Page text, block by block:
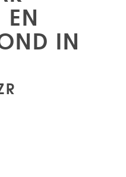
IN